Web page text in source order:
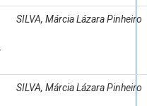
SILVA, Márcia Lázara Pinheiro
SILVA, Márcia Lázara Pinheiro